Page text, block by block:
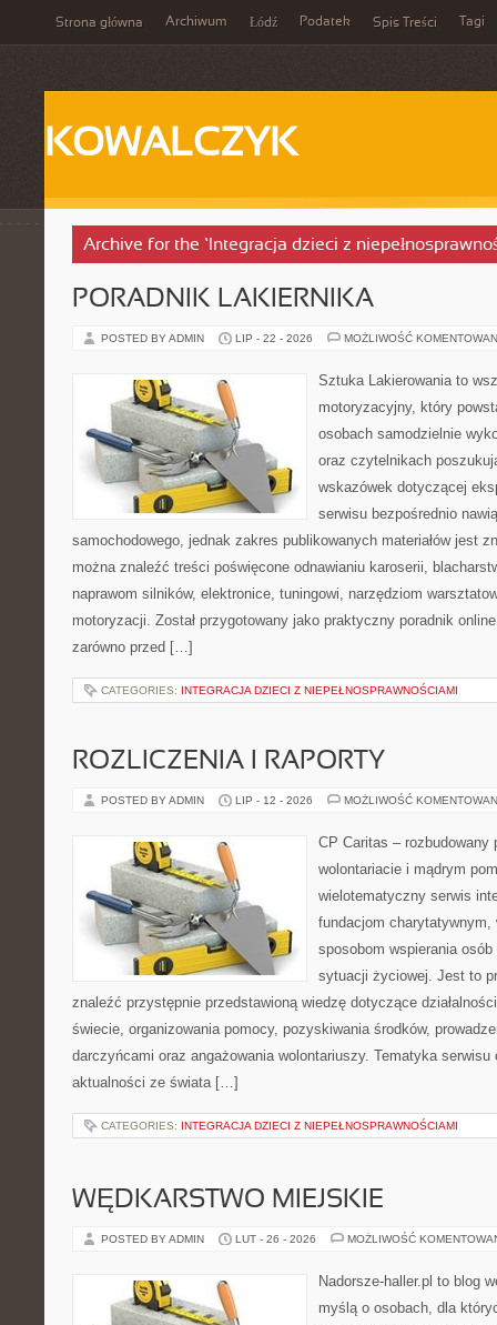
Strona główna Archiwum Łódź Podatek Spis Treści Tagi
KOWALCZYK
Archive for the ‘Integracja dzieci z
PORADNIK LAKIERNIKA
POSTED BY ADMIN LIP - 22 - 2026 MOŻLIWOŚĆ
Sztuka Lakierowania to
motoryzacyjny, który
osobach samodzielnie
oraz czytelnikach
wskazówek dotyczącej
serwisu bezpośrednio
samochodowego, jednak zakres publikowanych materiałów jest
można znaleźć treści poświęcone odnawianiu karoserii,
naprawom silników, elektronice, tuningowi, narzędziom
motoryzacji. Został przygotowany jako praktyczny poradnik
zarówno przed […]
CATEGORIES: INTEGRACJA DZIECI Z NIEPEŁNOSPRAWNOŚCIAMI
ROZLICZENIA I RAPORTY
POSTED BY ADMIN LIP - 12 - 2026 MOŻLIWOŚĆ
CP Caritas – rozbudowany
wolontariacie i mądrym
wielotematyczny serwis
fundacjom charytatywnym,
sposobom wspierania
sytuacji życiowej. Jest to
znaleźć przystępnie przedstawioną wiedzę dotyczące
świecie, organizowania pomocy, pozyskiwania środków,
darczyńcami oraz angażowania wolontariuszy. Tematyka
aktualności ze świata […]
CATEGORIES: INTEGRACJA DZIECI Z NIEPEŁNOSPRAWNOŚCIAMI
WĘDKARSTWO MIEJSKIE
POSTED BY ADMIN LUT - 26 - 2026 MOŻLIWOŚĆ
Nadorsze-haller.pl to blog
myślą o osobach, dla